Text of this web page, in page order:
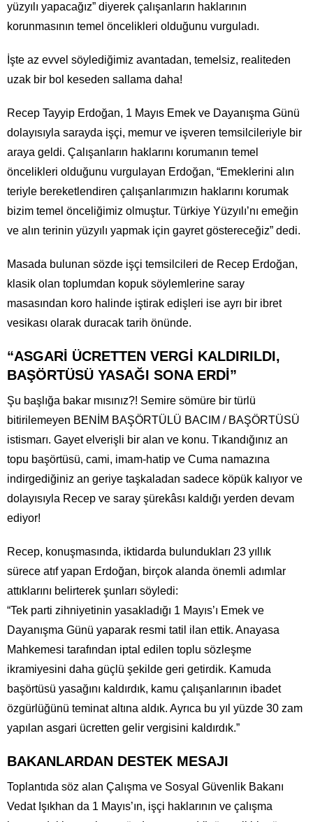
yüzyılı yapacağız” diyerek çalışanların haklarının
korunmasının temel öncelikleri olduğunu vurguladı.
İşte az evvel söylediğimiz avantadan, temelsiz, realiteden
uzak bir bol keseden sallama daha!
Recep Tayyip Erdoğan, 1 Mayıs Emek ve Dayanışma Günü
dolayısıyla sarayda işçi, memur ve işveren temsilcileriyle bir
araya geldi. Çalışanların haklarını korumanın temel
öncelikleri olduğunu vurgulayan Erdoğan, “Emeklerini alın
teriyle bereketlendiren çalışanlarımızın haklarını korumak
bizim temel önceliğimiz olmuştur. Türkiye Yüzyılı’nı emeğin
ve alın terinin yüzyılı yapmak için gayret göstereceğiz” dedi.
Masada bulunan sözde işçi temsilcileri de Recep Erdoğan,
klasik olan toplumdan kopuk söylemlerine saray
masasından koro halinde iştirak edişleri ise ayrı bir ibret
vesikası olarak duracak tarih önünde.
“ASGARİ ÜCRETTEN VERGİ KALDIRILDI,
BAŞÖRTÜSÜ YASAĞI SONA ERDİ”
Şu başlığa bakar mısınız?! Semire sömüre bir türlü
bitirilemeyen BENİM BAŞÖRTÜLÜ BACIM / BAŞÖRTÜSÜ
istismarı. Gayet elverişli bir alan ve konu. Tıkandığınız an
topu başörtüsü, cami, imam-hatip ve Cuma namazına
indirgediğiniz an geriye taşkaladan sadece köpük kalıyor ve
dolayısıyla Recep ve saray şürekâsı kaldığı yerden devam
ediyor!
Recep, konuşmasında, iktidarda bulundukları 23 yıllık
sürece atıf yapan Erdoğan, birçok alanda önemli adımlar
attıklarını belirterek şunları söyledi:
“Tek parti zihniyetinin yasakladığı 1 Mayıs’ı Emek ve
Dayanışma Günü yaparak resmi tatil ilan ettik. Anayasa
Mahkemesi tarafından iptal edilen toplu sözleşme
ikramiyesini daha güçlü şekilde geri getirdik. Kamuda
başörtüsü yasağını kaldırdık, kamu çalışanlarının ibadet
özgürlüğünü teminat altına aldık. Ayrıca bu yıl yüzde 30 zam
yapılan asgari ücretten gelir vergisini kaldırdık.”
BAKANLARDAN DESTEK MESAJI
Toplantıda söz alan Çalışma ve Sosyal Güvenlik Bakanı
Vedat Işıkhan da 1 Mayıs’ın, işçi haklarının ve çalışma